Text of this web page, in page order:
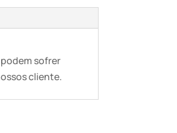
sofrer
cliente.